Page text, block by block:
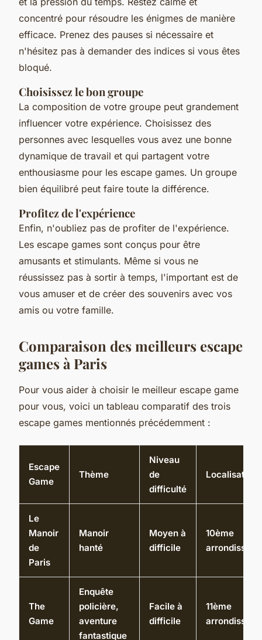
concentré pour résoudre les énigmes de manière
efficace. Prenez des pauses si nécessaire et
n'hésitez pas à demander des indices si vous êtes
bloqué.
Choisissez le bon groupe
La composition de votre groupe peut grandement
influencer votre expérience. Choisissez des
personnes avec lesquelles vous avez une bonne
dynamique de travail et qui partagent votre
enthousiasme pour les escape games. Un groupe
bien équilibré peut faire toute la différence.
Profitez de l'expérience
Enfin, n'oubliez pas de profiter de l'expérience.
Les escape games sont conçus pour être
amusants et stimulants. Même si vous ne
réussissez pas à sortir à temps, l'important est de
vous amuser et de créer des souvenirs avec vos
amis ou votre famille.
Comparaison des meilleurs escape
games à Paris
Pour vous aider à choisir le meilleur escape game
pour vous, voici un tableau comparatif des trois
escape games mentionnés précédemment :
Escape
Game
Thème
Niveau
de
difficulté
Localisation
Le
Manoir
de
Paris
Manoir
hanté
Moyen à
difficile
10ème
The
Game
Enquête
policière,
aventure
fantastique
Facile à
difficile
11ème